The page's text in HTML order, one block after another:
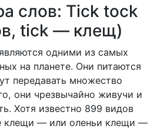
слов: Tick tock
tick — клещ)
одними из самых
на планете. Они питаются
передавать множество
они чрезвычайно живучи и
Хотя известно 899 видов
клещи — или оленьи клещи —